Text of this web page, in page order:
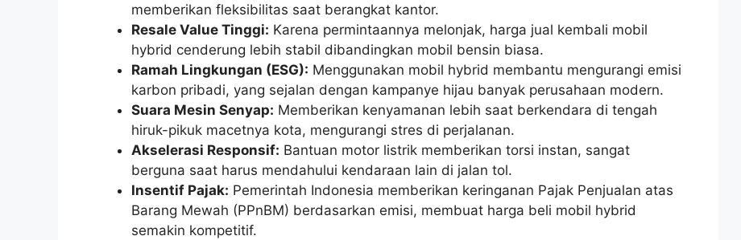
memberikan fleksibilitas saat berangkat kantor.
Resale Value Tinggi: Karena permintaannya melonjak, harga jual kembali mobil
hybrid cenderung lebih stabil dibandingkan mobil bensin biasa.
Ramah Lingkungan (ESG): Menggunakan mobil hybrid membantu mengurangi emisi
karbon pribadi, yang sejalan dengan kampanye hijau banyak perusahaan modern.
Suara Mesin Senyap: Memberikan kenyamanan lebih saat berkendara di tengah
hiruk-pikuk macetnya kota, mengurangi stres di perjalanan.
Akselerasi Responsif: Bantuan motor listrik memberikan torsi instan, sangat
berguna saat harus mendahului kendaraan lain di jalan tol.
Insentif Pajak: Pemerintah Indonesia memberikan keringanan Pajak Penjualan atas
Barang Mewah (PPnBM) berdasarkan emisi, membuat harga beli mobil hybrid
semakin kompetitif.